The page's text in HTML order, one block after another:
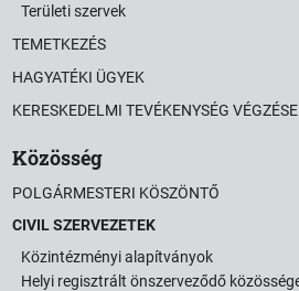
Területi szervek
TEMETKEZÉS
HAGYATÉKI ÜGYEK
KERESKEDELMI TEVÉKENYSÉG VÉGZÉSE
Közösség
POLGÁRMESTERI KÖSZÖNTŐ
CIVIL SZERVEZETEK
Közintézményi alapítványok
Helyi regisztrált önszerveződő